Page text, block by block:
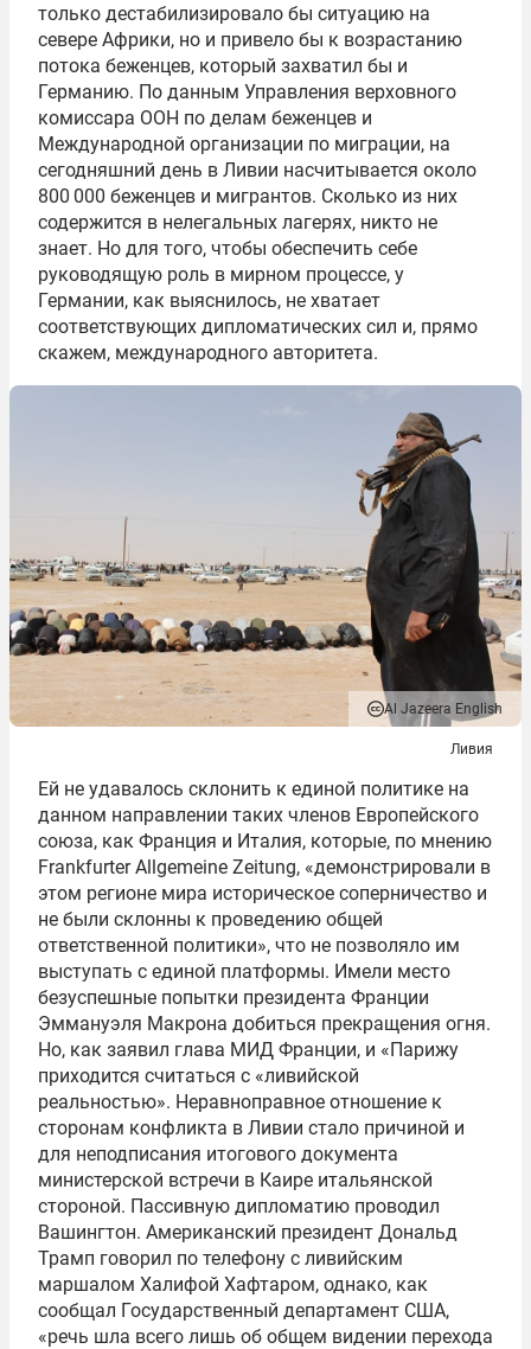
только дестабилизировало бы ситуацию на
севере Африки, но и привело бы к возрастанию
потока беженцев, который захватил бы и
Германию. По данным Управления верховного
комиссара ООН по делам беженцев и
Международной организации по миграции, на
сегодняшний день в Ливии насчитывается около
800 000 беженцев и мигрантов. Сколько из них
содержится в нелегальных лагерях, никто не
знает. Но для того, чтобы обеспечить себе
руководящую роль в мирном процессе, у
Германии, как выяснилось, не хватает
соответствующих дипломатических сил и, прямо
скажем, международного авторитета.
Al Jazeera English
Ливия
Ей не удавалось склонить к единой политике на
данном направлении таких членов Европейского
союза, как Франция и Италия, которые, по мнению
Frankfurter Allgemeine Zeitung, «демонстрировали в
этом регионе мира историческое соперничество и
не были склонны к проведению общей
ответственной политики», что не позволяло им
выступать с единой платформы. Имели место
безуспешные попытки президента Франции
Эммануэля Макрона добиться прекращения огня.
Но, как заявил глава МИД Франции, и «Парижу
приходится считаться с «ливийской
реальностью». Неравноправное отношение к
сторонам конфликта в Ливии стало причиной и
для неподписания итогового документа
министерской встречи в Каире итальянской
стороной. Пассивную дипломатию проводил
Вашингтон. Американский президент Дональд
Трамп говорил по телефону с ливийским
маршалом Халифой Хафтаром, однако, как
сообщал Государственный департамент США,
«речь шла всего лишь об общем видении перехода